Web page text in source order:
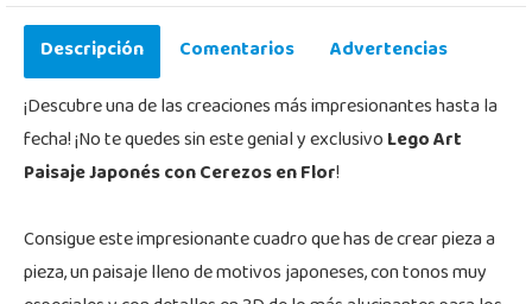
Descripción Comentarios
Advertencias
¡Descubre una de las creaciones más impresionantes hasta la
fecha! ¡No te quedes sin este genial y exclusivoLego Art
Paisaje Japonés con Cerezos en Flor!
Consigue este impresionante cuadro que has de crear pieza a
pieza, un paisaje lleno de motivos japoneses, con tonos muy